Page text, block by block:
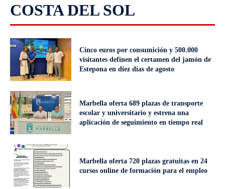
COSTA DEL SOL
Cinco euros por consumición y 500.000
visitantes definen el certamen del jamón de
Estepona en diez días de agosto
Marbella oferta 689 plazas de transporte
escolar y universitario y estrena una
aplicación de seguimiento en tiempo real
Marbella oferta 720 plazas gratuitas en 24
cursos online de formación para el empleo